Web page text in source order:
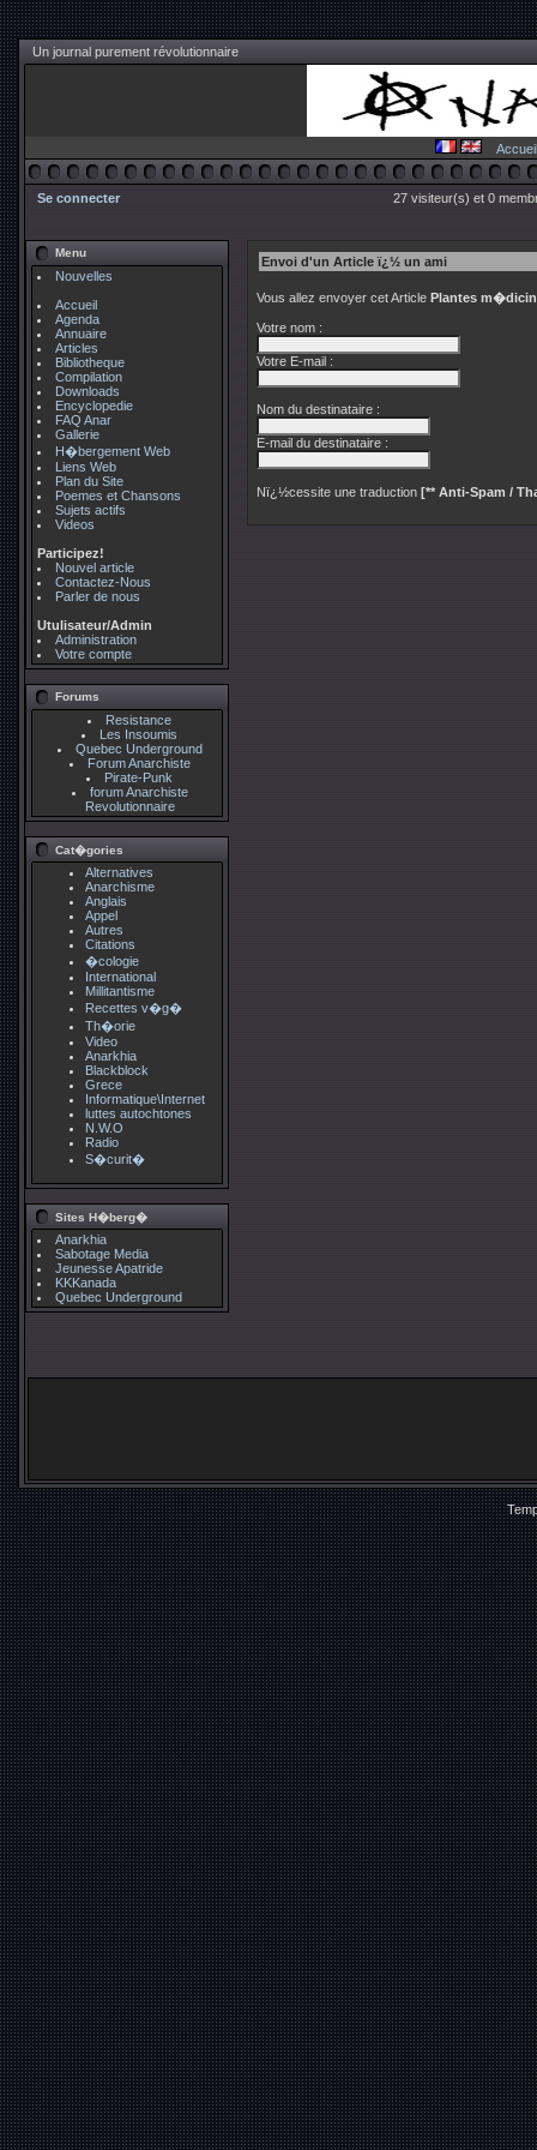
Un journal purement révolutionnaire
Accueil
Se connecter 27 visiteur(s) et 0
Menu
Nouvelles
Accueil
Agenda
Annuaire
Articles
Bibliotheque
Compilation
Downloads
Encyclopedie
FAQ Anar
Gallerie
H�bergement Web
Liens Web
Plan du Site
Poemes et Chansons
Sujets actifs
Videos
Participez!
Nouvel article
Contactez-Nous
Parler de nous
Utulisateur/Admin
Administration
Votre compte
Forums
Resistance
Les Insoumis
Quebec Underground
Forum Anarchiste
Pirate-Punk
forum Anarchiste
Revolutionnaire
Cat�gories
Alternatives
Anarchisme
Anglais
Appel
Autres
Citations
�cologie
International
Millitantisme
Recettes v�g�
Th�orie
Video
Anarkhia
Blackblock
Grece
Informatique\Internet
luttes autochtones
N.W.O
Radio
S�curit�
Sites H�berg�
Anarkhia
Sabotage Media
Jeunesse Apatride
KKKanada
Quebec Underground
Envoi d'un Article ï¿½ un ami
Vous allez envoyer cet Article Plantes
Votre nom :
Votre E-mail :
Nom du destinataire :
E-mail du destinataire :
Nï¿½cessite une traduction [** Anti-Spam /